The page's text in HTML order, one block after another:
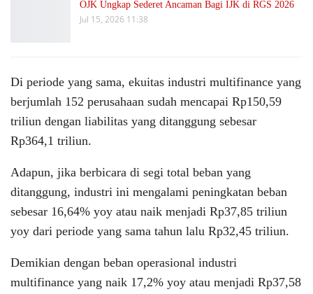
OJK Ungkap Sederet Ancaman Bagi IJK di RGS 2026
Jul 15, 2026 11:38
Di periode yang sama, ekuitas industri multifinance yang
berjumlah 152 perusahaan sudah mencapai Rp150,59
triliun dengan liabilitas yang ditanggung sebesar
Rp364,1 triliun.
Adapun, jika berbicara di segi total beban yang
ditanggung, industri ini mengalami peningkatan beban
sebesar 16,64% yoy atau naik menjadi Rp37,85 triliun
yoy dari periode yang sama tahun lalu Rp32,45 triliun.
Demikian dengan beban operasional industri
multifinance yang naik 17,2% yoy atau menjadi Rp37,58